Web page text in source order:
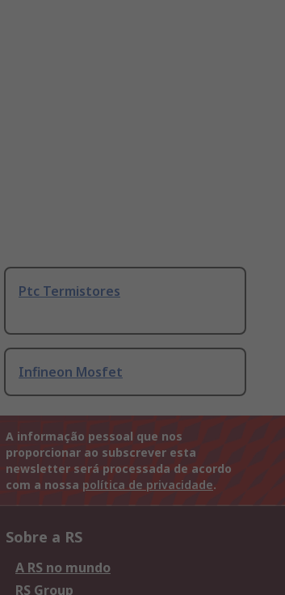
Ptc Termistores
Infineon Mosfet
A informação pessoal que nos
proporcionar ao subscrever esta
newsletter será processada de acordo
com a nossa política de privacidade.
Sobre a RS
A RS no mundo
RS Group